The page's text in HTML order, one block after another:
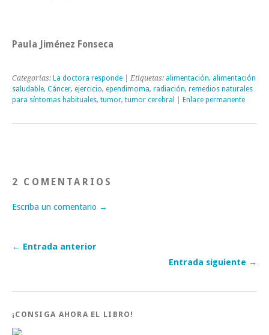
Paula Jiménez Fonseca
Categorías: La doctora responde | Etiquetas: alimentación, alimentación
saludable, Cáncer, ejercicio, ependimoma, radiación, remedios naturales
para síntomas habituales, tumor, tumor cerebral Enlace permanente
2 COMENTARIOS
Escriba un comentario →
← Entrada anterior
Entrada siguiente →
¡CONSIGA AHORA EL LIBRO!